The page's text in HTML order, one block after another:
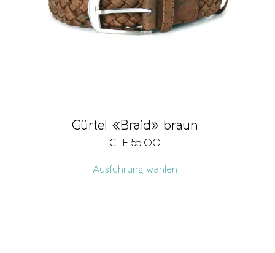
Gürtel «Braid» braun
CHF 55.00
Ausführung wählen